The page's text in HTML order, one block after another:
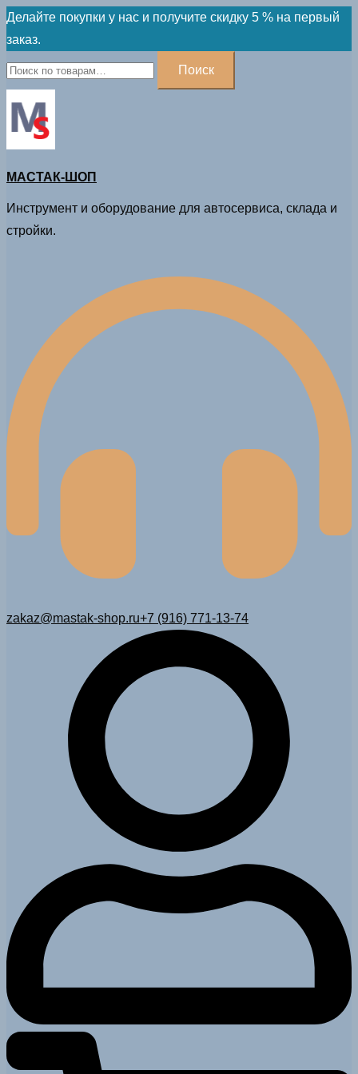
Skip
to
content
Делайте покупки у нас и получите скидку 5 % на первый
заказ.
Искать:
Поиск
МАСТАК-ШОП
Инструмент и оборудование для автосервиса, склада и
стройки.
zakaz@mastak-shop.ru+7 (916) 771-13-74